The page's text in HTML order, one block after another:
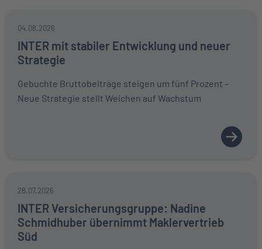
04.08.2026
INTER mit stabiler Entwicklung und neuer
Strategie
Gebuchte Bruttobeiträge steigen um fünf Prozent –
Neue Strategie stellt Weichen auf Wachstum
28.07.2026
INTER Versicherungsgruppe: Nadine
Schmidhuber übernimmt Maklervertrieb
Süd